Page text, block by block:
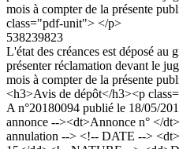
mois à compter de la présente
class="pdf-unit"> </p>
538239823
L'état des créances est déposé au
présenter réclamation devant le
mois à compter de la présente
<h3>Avis de dépôt</h3><p
A n°20180094 publié le 18/05/
annonce --><dt>Annonce n° </
annulation --> <!-- DATE -->